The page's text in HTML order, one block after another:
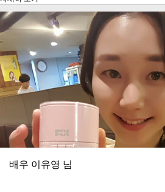
배우 이유영 님